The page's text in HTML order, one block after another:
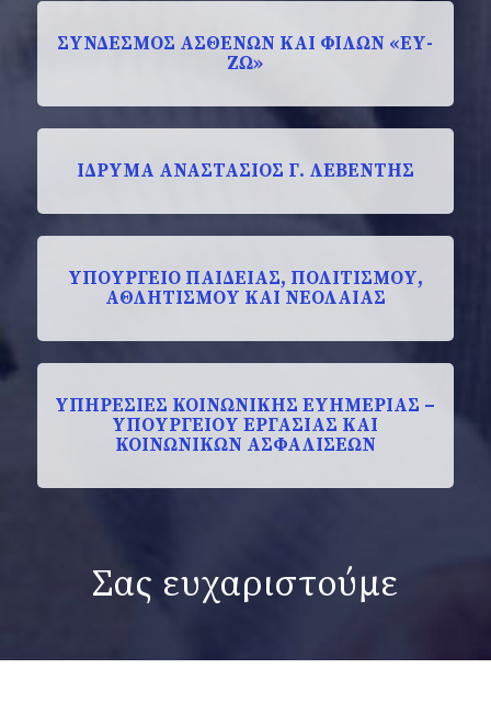
ΣΥΝΔΕΣΜΟΣ ΑΣΘΕΝΩΝ ΚΑΙ ΦΙΛΩΝ «ΕΥ-
ΖΩ»
ΙΔΡΥΜΑ ΑΝΑΣΤΑΣΙΟΣ Γ. ΛΕΒΕΝΤΗΣ
ΥΠΟΥΡΓΕΙΟ ΠΑΙΔΕΙΑΣ, ΠΟΛΙΤΙΣΜΟΥ,
ΑΘΛΗΤΙΣΜΟΥ ΚΑΙ ΝΕΟΛΑΙΑΣ
ΥΠΗΡΕΣΙΕΣ ΚΟΙΝΩΝΙΚΗΣ ΕΥΗΜΕΡΙΑΣ –
ΥΠΟΥΡΓΕΙΟΥ ΕΡΓΑΣΙΑΣ ΚΑΙ
ΚΟΙΝΩΝΙΚΩΝ ΑΣΦΑΛΙΣΕΩΝ
Σας ευχαριστούμε